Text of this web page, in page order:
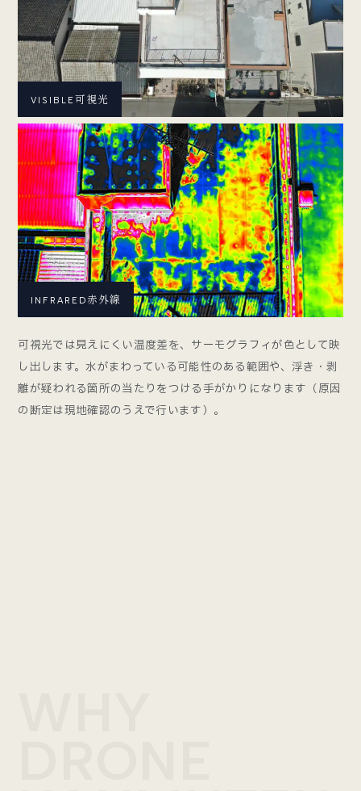
VISIBLE可視光
INFRARED 赤外線
可視光では見えにくい温度差を、サーモグラフィが色として映
し出します。水がまわっている可能性のある範囲や、浮き・剥
離が疑われる箇所の当たりをつける手がかりになります（原因
の断定は現地確認のうえで行います）。